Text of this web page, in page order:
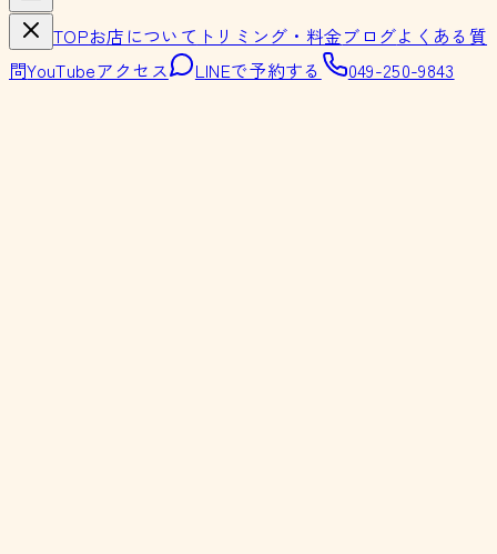
TOPお店について トリミング・料金ブログよくある質
問YouTubeアクセス LINEで予約する 049-250-9843